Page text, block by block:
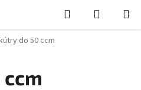
Hledat
KOŠÍK
do 50 ccm